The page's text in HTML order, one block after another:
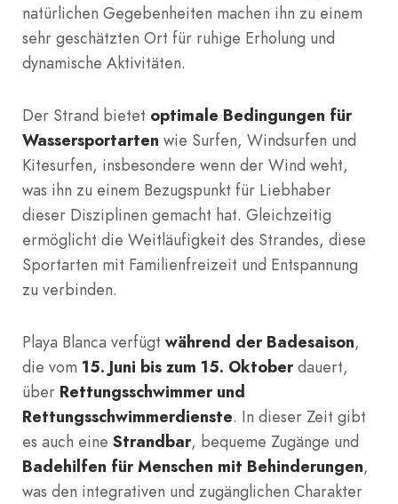
natürlichen Gegebenheiten machen ihn zu einem
sehr geschätzten Ort für ruhige Erholung und
dynamische Aktivitäten.
Der Strand bietet optimale Bedingungen für
Wassersportarten wie Surfen, Windsurfen und
Kitesurfen, insbesondere wenn der Wind weht,
was ihn zu einem Bezugspunkt für Liebhaber
dieser Disziplinen gemacht hat. Gleichzeitig
ermöglicht die Weitläufigkeit des Strandes, diese
Sportarten mit Familienfreizeit und Entspannung
zu verbinden.
Playa Blanca verfügt während der Badesaison,
die vom 15. Juni bis zum 15. Oktoberdauert,
über Rettungsschwimmer und
Rettungsschwimmerdienste. In dieser Zeit gibt
es auch eine Strandbar, bequeme Zugänge und
Badehilfen für Menschen mit Behinderungen,
was den integrativen und zugänglichen Charakter